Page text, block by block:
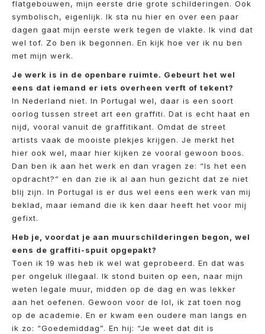
flatgebouwen, mijn eerste drie grote schilderingen. Ook
symbolisch, eigenlijk. Ik sta nu hier en over een paar
dagen gaat mijn eerste werk tegen de vlakte. Ik vind dat
wel tof. Zo ben ik begonnen. En kijk hoe ver ik nu ben
met mijn werk.
Je werk is in de openbare ruimte. Gebeurt het wel
eens dat iemand er iets overheen verft of tekent?
In Nederland niet. In Portugal wel, daar is een soort
oorlog tussen street art een graffiti. Dat is echt haat en
nijd, vooral vanuit de graffitikant. Omdat de street
artists vaak de mooiste plekjes krijgen. Je merkt het
hier ook wel, maar hier kijken ze vooral gewoon boos.
Dan ben ik aan het werk en dan vragen ze: “Is het een
opdracht?” en dan zie ik al aan hun gezicht dat ze niet
blij zijn. In Portugal is er dus wel eens een werk van mij
beklad, maar iemand die ik ken daar heeft het voor mij
gefixt.
Heb je, voordat je aan muurschilderingen begon, wel
eens de graffiti-spuit opgepakt?
Toen ik 19 was heb ik wel wat geprobeerd. En dat was
per ongeluk illegaal. Ik stond buiten op een, naar mijn
weten legale muur, midden op de dag en was lekker
aan het oefenen. Gewoon voor de lol, ik zat toen nog
op de academie. En er kwam een oudere man langs en
ik zo: “Goedemiddag”. En hij: “Je weet dat dit is